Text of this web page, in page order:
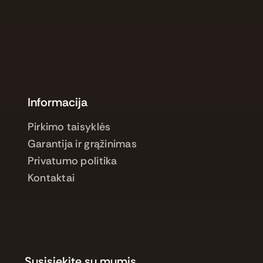
Informacija
Pirkimo taisyklės
Garantija ir grąžinimas
Privatumo politika
Kontaktai